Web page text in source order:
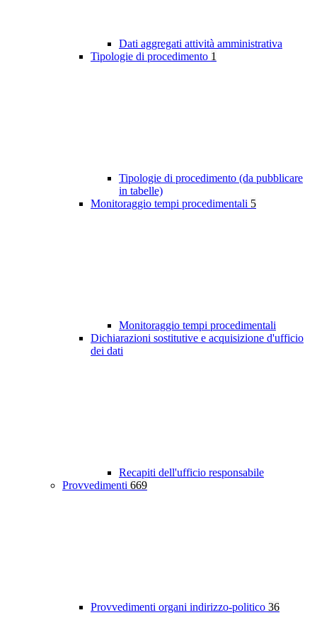
Dati aggregati attività amministrativa
Tipologie di procedimento 1
Tipologie di procedimento (da pubblicare
in tabelle)
Monitoraggio tempi procedimentali 5
Monitoraggio tempi procedimentali
Dichiarazioni sostitutive e acquisizione d'ufficio
dei dati
Recapiti dell'ufficio responsabile
Provvedimenti 669
Provvedimenti organi indirizzo-politico 36